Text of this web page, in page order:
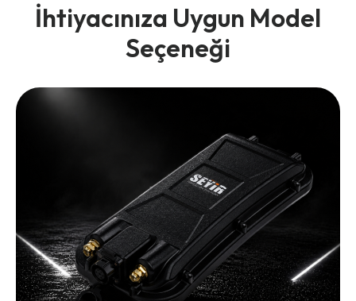
İhtiyacınıza Uygun Model
Seçeneği